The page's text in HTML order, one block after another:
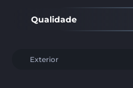
Qualidade
Exterior